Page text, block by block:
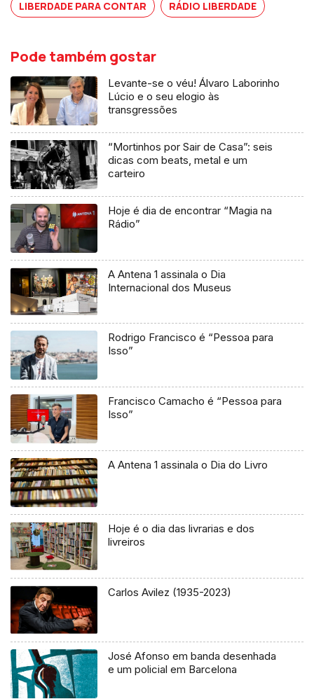
LIBERDADE PARA CONTAR RÁDIO LIBERDADE
Pode também gostar
Levante-se o véu! Álvaro Laborinho
Lúcio e o seu elogio às
transgressões
“Mortinhos por Sair de Casa”: seis
dicas com beats, metal e um
carteiro
Hoje é dia de encontrar “Magia na
Rádio”
A Antena 1 assinala o Dia
Internacional dos Museus
Rodrigo Francisco é “Pessoa para
Isso”
Francisco Camacho é “Pessoa para
Isso”
A Antena 1 assinala o Dia do Livro
Hoje é o dia das livrarias e dos
livreiros
Carlos Avilez (1935-2023)
José Afonso em banda desenhada
e um policial em Barcelona